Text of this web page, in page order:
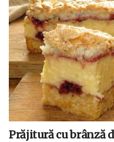
Prăjitură cu brânză